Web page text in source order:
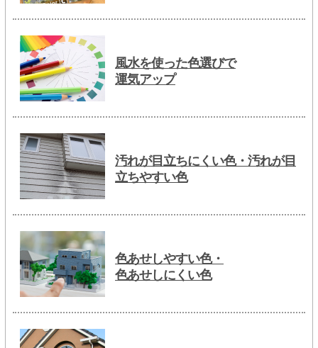
風水を使った色選びで
運気アップ
汚れが目立ちにくい色・汚れが目
立ちやすい色
色あせしやすい色・
色あせしにくい色